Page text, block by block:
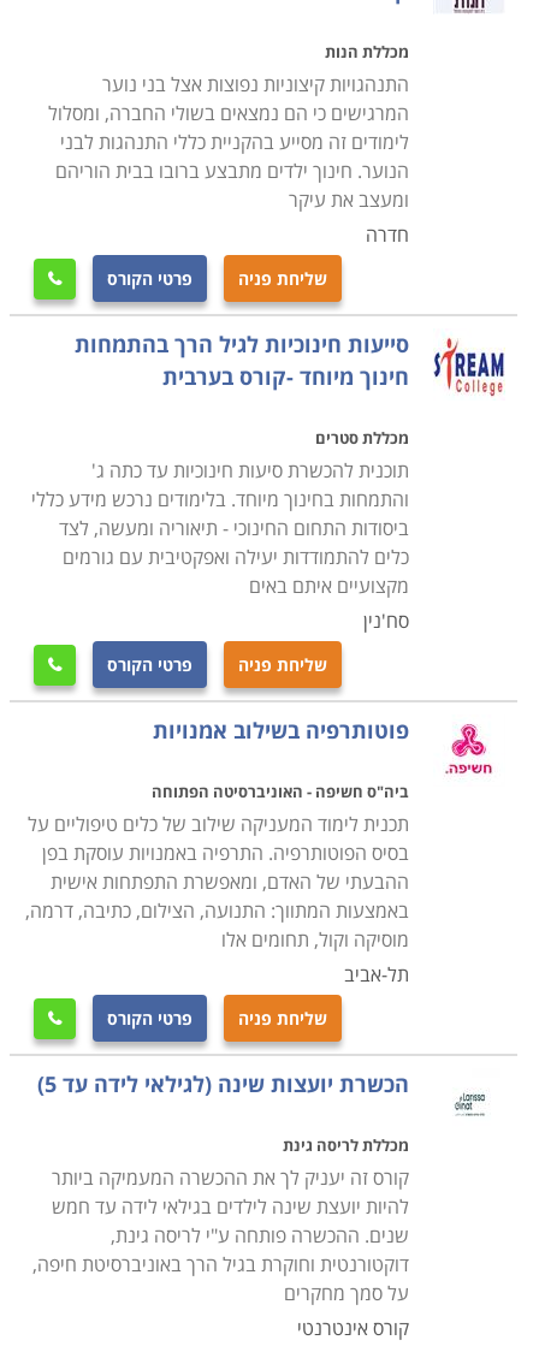
המתעניינים בלימודי חינוך והוראה, יוכלו למצוא חוגים לתואר
או קורסים נפרדים בסוגיות חינוכיות שונות, במכללות ייעודיות
ברחבי הארץ ובמחלקות הרלוונטיות באוניברסיטאות
בירושלים, תל אביב, חיפה, באר שבע ועוד.
מכללת הנות
התנהגויות קיצוניות נפוצות אצל בני נוער
המרגישים כי הם נמצאים בשולי החברה, ומסלול
לימודים זה מסייע בהקניית כללי התנהגות לבני
הנוער. חינוך ילדים מתבצע ברובו בבית הוריהם
ומעצב את עיקר
חדרה
שליחת פניה פרטי הקורס 
סייעות חינוכיות לגיל הרך בהתמחות
חינוך מיוחד -קורס בערבית
מכללת סטרים
תוכנית להכשרת סיעות חינוכיות עד כתה ג'
והתמחות בחינוך מיוחד. בלימודים נרכש מידע כללי
ביסודות התחום החינוכי - תיאוריה ומעשה, לצד
כלים להתמודדות יעילה ואפקטיבית עם גורמים
מקצועיים איתם באים
סח'נין
שליחת פניה פרטי הקורס 
פוטותרפיה בשילוב אמנויות
ביה"ס חשיפה - האוניברסיטה הפתוחה
תכנית לימוד המעניקה שילוב של כלים טיפוליים על
בסיס הפוטותרפיה. התרפיה באמנויות עוסקת בפן
ההבעתי של האדם, ומאפשרת התפתחות אישית
באמצעות המתווך: התנועה, הצילום, כתיבה, דרמה,
מוסיקה וקול, תחומים אלו
תל-אביב
שליחת פניה פרטי הקורס 
הכשרת יועצות שינה (לגילאי לידה עד 5)
מכללת לריסה גינת
קורס זה יעניק לך את ההכשרה המעמיקה ביותר
להיות יועצת שינה לילדים בגילאי לידה עד חמש
שנים. ההכשרה פותחה ע"י לריסה גינת,
דוקטורנטית וחוקרת בגיל הרך באוניברסיטת חיפה,
על סמך מחקרים
קורס אינטרנטי